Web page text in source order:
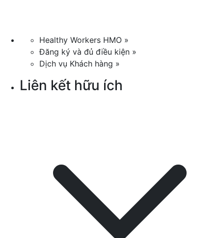
Healthy Workers HMO »
Đăng ký và đủ điều kiện »
Dịch vụ Khách hàng »
Liên kết hữu ích